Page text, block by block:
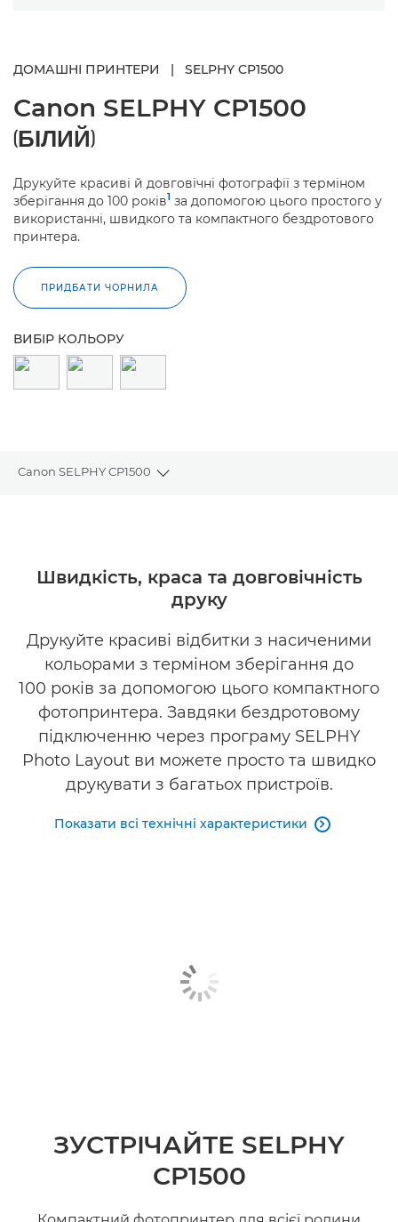
ДОМАШНІ ПРИНТЕРИ | SELPHY CP1500
Canon SELPHY CP1500
(БІЛИЙ)
Друкуйте красиві й довговічні фотографії з терміном
зберігання до 100 років1 за допомогою цього простого у
використанні, швидкого та компактного бездротового
принтера.
ПРИДБАТИ ЧОРНИЛА
ВИБІР КОЛЬОРУ
Canon SELPHY CP1500
Toggle breadcrumbs
ПРИДБАТИ ЧОРНИЛА
Швидкість, краса та довговічність
друку
Друкуйте красиві відбитки з насиченими
кольорами з терміном зберігання до
100 років за допомогою цього компактного
фотопринтера. Завдяки бездротовому
підключенню через програму SELPHY
Photo Layout ви можете просто та швидко
друкувати з багатьох пристроїв.
Показати всі технічні характеристики 
ЗУСТРІЧАЙТЕ SELPHY
CP1500